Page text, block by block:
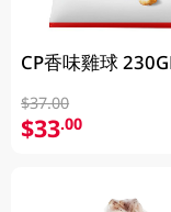
CP香味雞球
$37.00
$33.00